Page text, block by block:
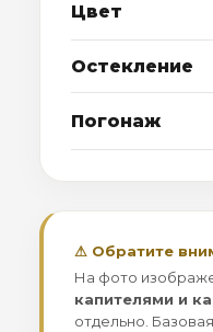
Цвет
Остекление
Погонаж
⚠ Обратите
На фото
капителями и
отдельно.